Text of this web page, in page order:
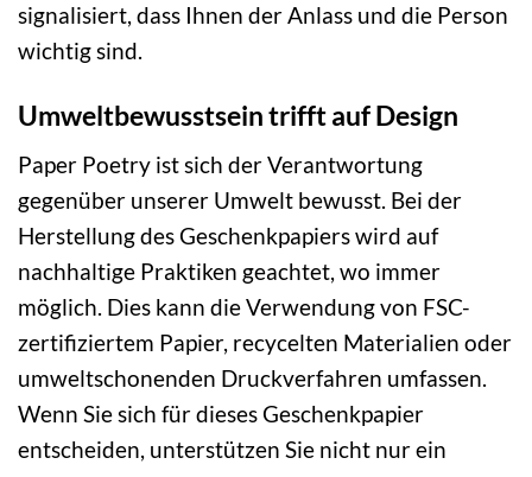
signalisiert, dass Ihnen der Anlass und die Person
wichtig sind.
Umweltbewusstsein trifft auf Design
Paper Poetry ist sich der Verantwortung
gegenüber unserer Umwelt bewusst. Bei der
Herstellung des Geschenkpapiers wird auf
nachhaltige Praktiken geachtet, wo immer
möglich. Dies kann die Verwendung von FSC-
zertifiziertem Papier, recycelten Materialien oder
umweltschonenden Druckverfahren umfassen.
Wenn Sie sich für dieses Geschenkpapier
entscheiden, unterstützen Sie nicht nur ein